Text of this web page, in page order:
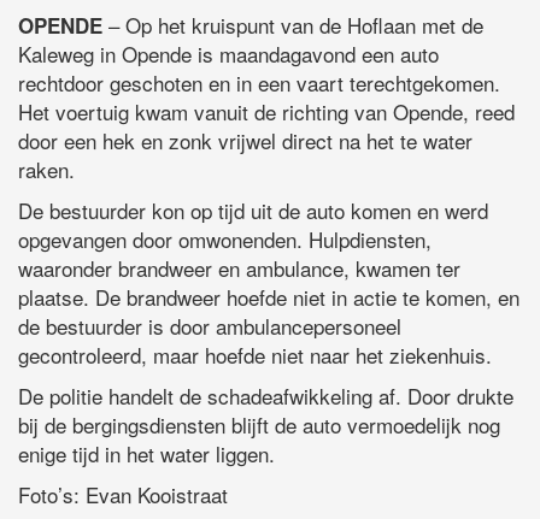
OPENDE – Op het kruispunt van de Hoflaan met de
Kaleweg in Opende is maandagavond een auto
rechtdoor geschoten en in een vaart terechtgekomen.
Het voertuig kwam vanuit de richting van Opende, reed
door een hek en zonk vrijwel direct na het te water
raken.
De bestuurder kon op tijd uit de auto komen en werd
opgevangen door omwonenden. Hulpdiensten,
waaronder brandweer en ambulance, kwamen ter
plaatse. De brandweer hoefde niet in actie te komen, en
de bestuurder is door ambulancepersoneel
gecontroleerd, maar hoefde niet naar het ziekenhuis.
De politie handelt de schadeafwikkeling af. Door drukte
bij de bergingsdiensten blijft de auto vermoedelijk nog
enige tijd in het water liggen.
Foto’s: Evan Kooistraat